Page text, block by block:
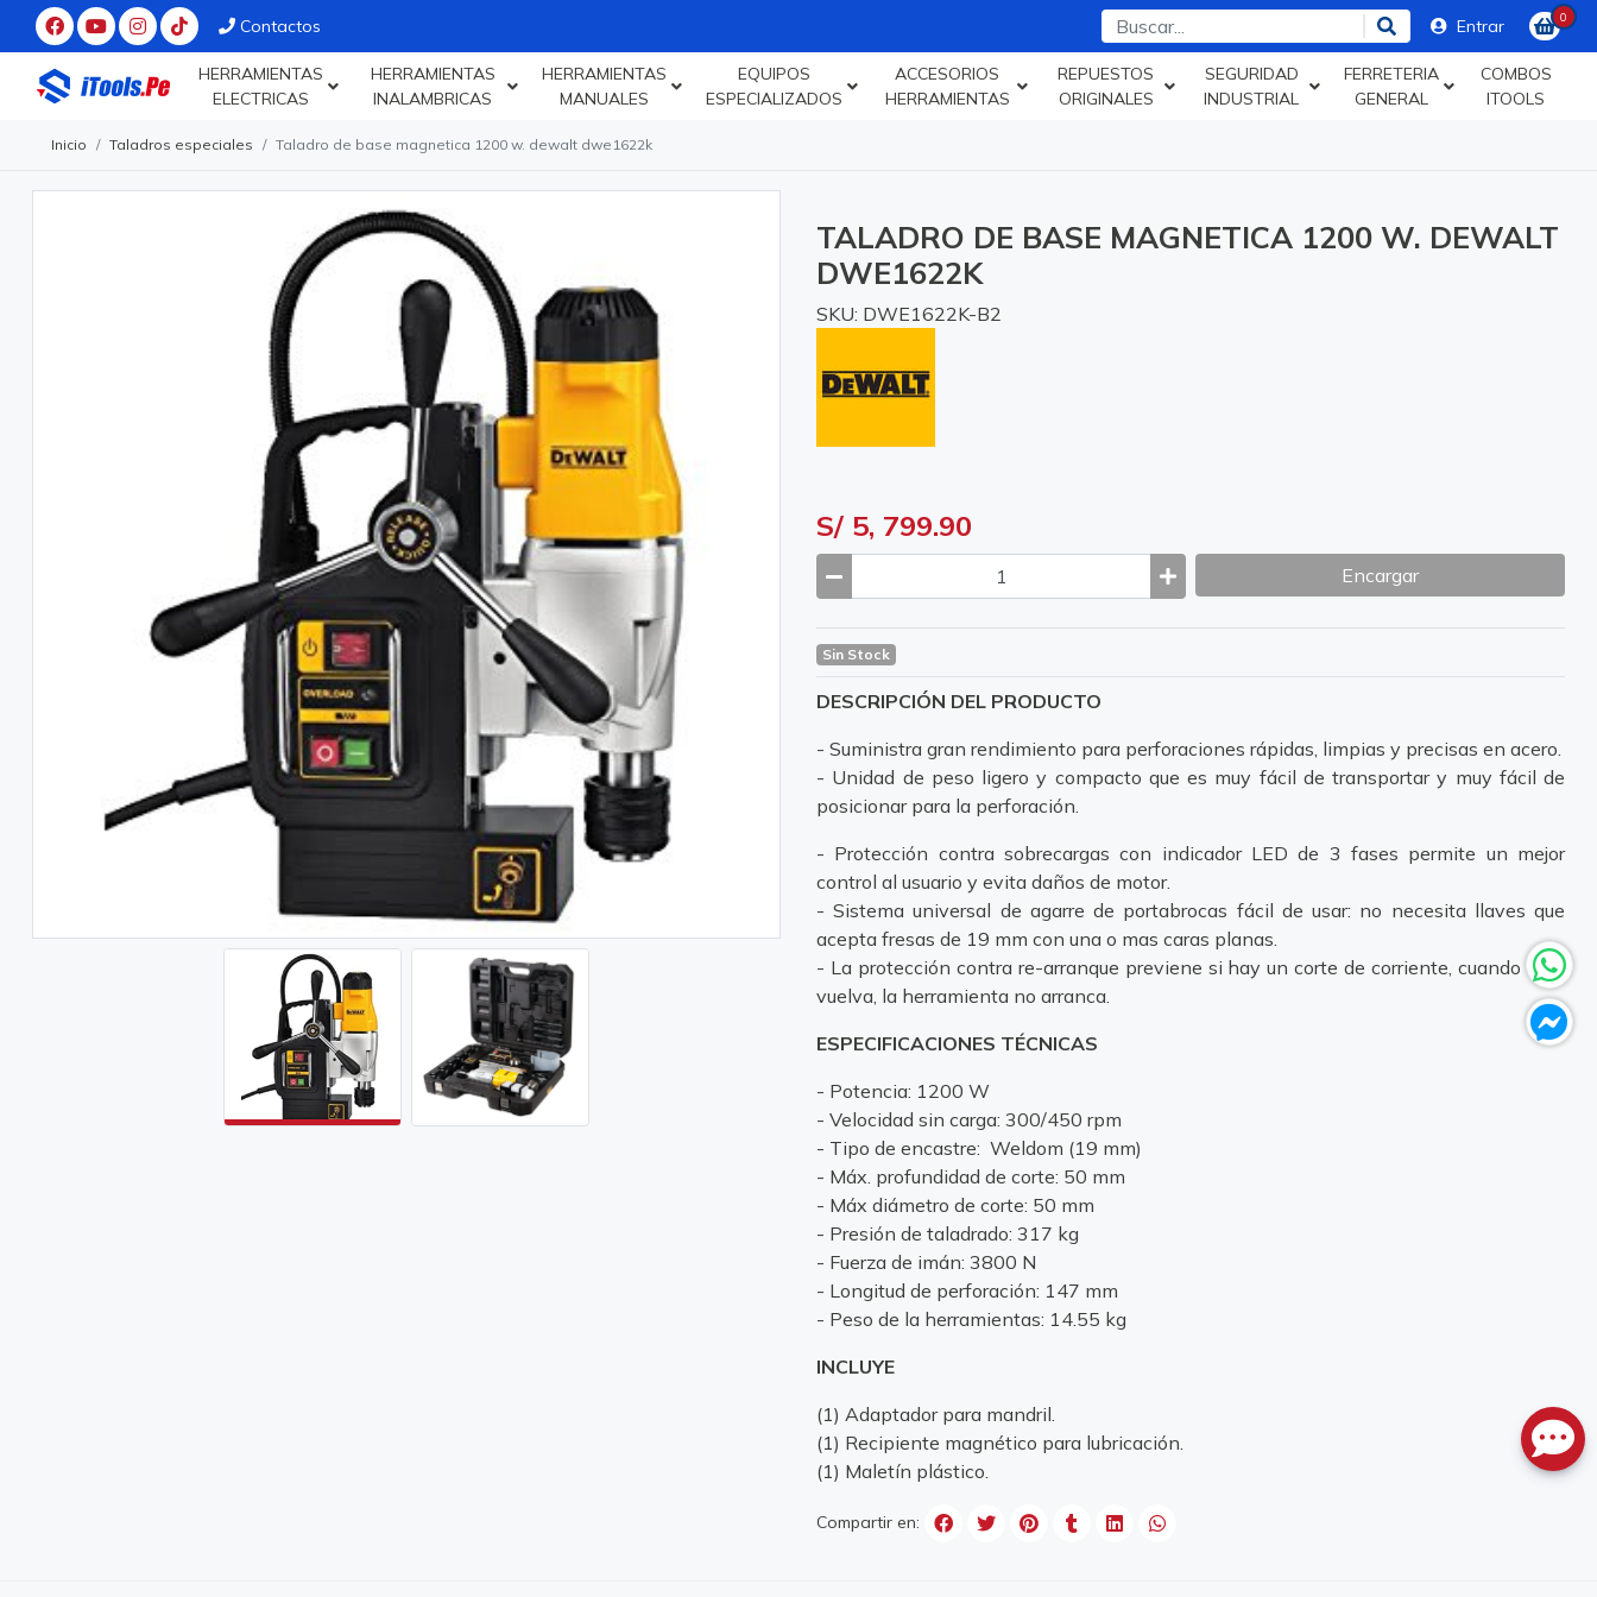
Contactos Entrar 0
HERRAMIENTAS
ELECTRICAS
HERRAMIENTAS
INALAMBRICAS
HERRAMIENTAS
MANUALES
EQUIPOS
ESPECIALIZADOS
ACCESORIOS
HERRAMIENTAS
REPUESTOS
ORIGINALES
SEGURIDAD
INDUSTRIAL
FERRETERIA
GENERAL
COMBOS
ITOOLS
Inicio Taladros especiales Taladro de base magnetica 1200 w. dewalt dwe1622k
TALADRO DE BASE MAGNETICA 1200 W. DEWALT
DWE1622K
SKU: DWE1622K-B2
S/ 5, 799.90
Encargar
Sin Stock
DESCRIPCIÓN DEL PRODUCTO
- Suministra gran rendimiento para perforaciones rápidas, limpias y precisas en acero.
- Unidad de peso ligero y compacto que es muy fácil de transportar y muy fácil de
posicionar para la perforación.
- Protección contra sobrecargas con indicador LED de 3 fases permite un mejor
control al usuario y evita daños de motor.
- Sistema universal de agarre de portabrocas fácil de usar: no necesita llaves que
acepta fresas de 19 mm con una o mas caras planas.
- La protección contra re-arranque previene si hay un corte de corriente, cuando ésta
vuelva, la herramienta no arranca.
ESPECIFICACIONES TÉCNICAS
- Potencia: 1200 W
- Velocidad sin carga: 300/450 rpm
- Tipo de encastre: Weldom (19 mm)
- Máx. profundidad de corte: 50 mm
- Máx diámetro de corte: 50 mm
- Presión de taladrado: 317 kg
- Fuerza de imán: 3800 N
- Longitud de perforación: 147 mm
- Peso de la herramientas: 14.55 kg
INCLUYE
(1) Adaptador para mandril.
(1) Recipiente magnético para lubricación.
(1) Maletín plástico.
Compartir en: